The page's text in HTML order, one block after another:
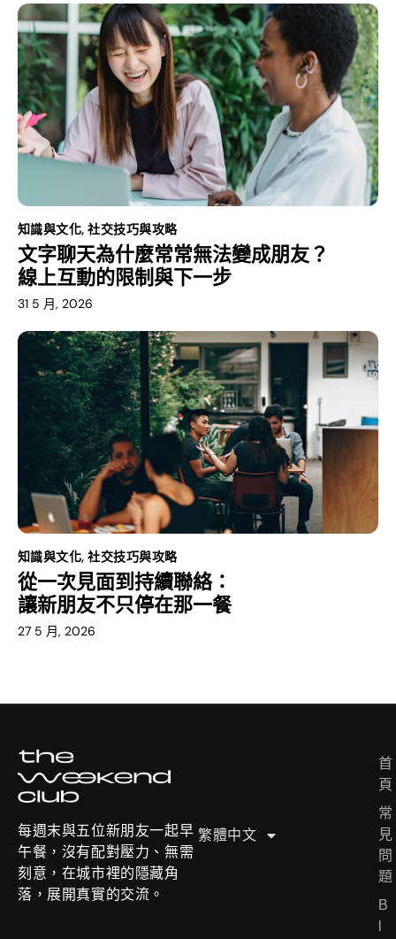
知識與文化,社交技巧與攻略
文字聊天為什麼常常無法變成朋友？
線上互動的限制與下一步
31 5 月, 2026
知識與文化,社交技巧與攻略
從一次見面到持續聯絡：
讓新朋友不只停在那一餐
27 5 月, 2026
每週末與五位新朋友一起早
午餐，沒有配對壓力、無需
刻意，在城市裡的隱藏角
落，展開真實的交流。
繁體中文
日本語
首
頁
常
見
問
題
B
U
s
e
r
S
t
r
i